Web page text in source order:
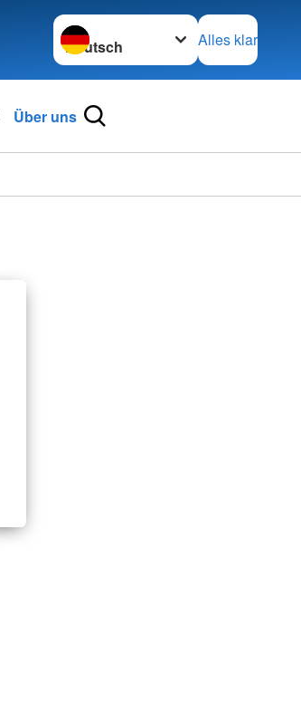
Sprache wechseln zu
Alles klar
Über uns